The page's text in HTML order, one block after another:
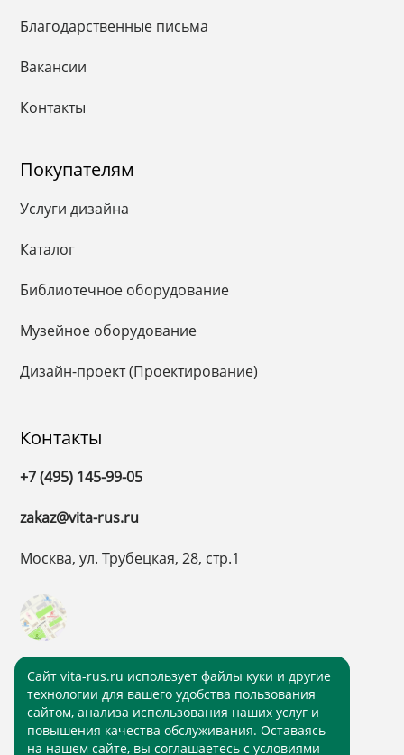
Благодарственные письма
Вакансии
Контакты
Покупателям
Услуги дизайна
Каталог
Библиотечное оборудование
Музейное оборудование
Дизайн-проект (Проектирование)
Контакты
+7 (495) 145-99-05
zakaz@vita-rus.ru
Москва, ул. Трубецкая, 28, стр.1
Cайт vita-rus.ru использует файлы куки и другие
технологии для вашего удобства пользования
сайтом, анализа использования наших услуг и
повышения качества обслуживания. Оставаясь
на нашем сайте, вы соглашаетесь с условиями